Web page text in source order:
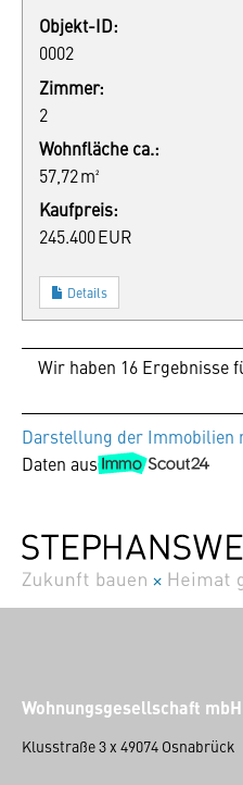
Objekt-ID:
0002
Zimmer:
2
Wohnfläche ca.:
57,72 m²
Kaufpreis:
245.400 EUR
Details
Wir haben 16 Ergebnisse
Darstellung der Immobilien
Daten aus
Wohnungsgesellschaft mbH
Klusstraße 3 x 49074 Osnabrück